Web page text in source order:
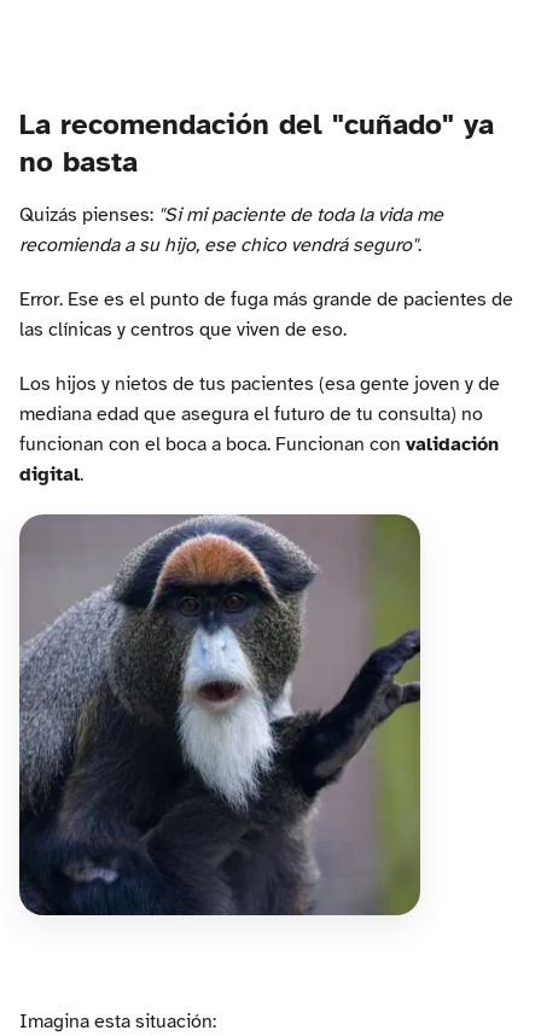
La recomendación del "cuñado" ya
no basta
Quizás pienses: "Si mi paciente de toda la vida me
recomienda a su hijo, ese chico vendrá seguro".
Error. Ese es el punto de fuga más grande de pacientes de
las clínicas y centros que viven de eso.
Los hijos y nietos de tus pacientes (esa gente joven y de
mediana edad que asegura el futuro de tu consulta) no
funcionan con el boca a boca. Funcionan con validación
digital.
Imagina esta situación: